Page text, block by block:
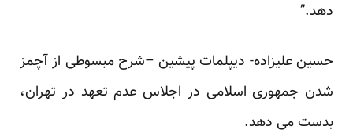
دهد.”
حسین علیزاده- دیپلمات پیشین –شرح مبسوطی ازآچمز
شدن جمهوری اسلامی در اجلاس عدم تعهد در تهران،
بدست می دهد.